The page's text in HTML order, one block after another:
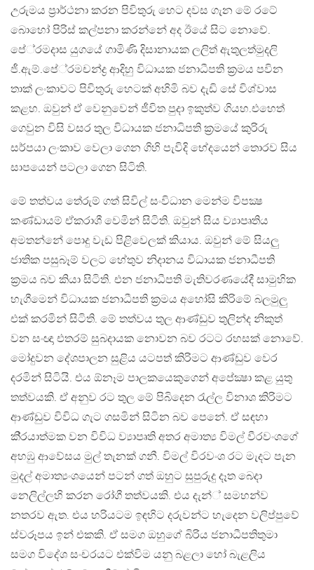
උරුමය ප‍්‍රාර්ථනා කරන පිවිතුරු හෙට දවස ගැන මේ රටේ
බොහෝ පිරිස් කල්පනා කරන්නේ අද ඊයේ සිට නොවේ.
පේ‍්‍රමදාස යුගයේ ගාමිණි දිසානායක ලලිත් ඇතුලත්මුදලි
ජී.ඇම්.පේ‍්‍රමචන්ද්‍ර ආදිහු විධායක ජනාධීපති ක‍්‍රමය පවින
තාක් ලංකාවට පිවිතුරු හෙටක් අහිමි බව දැඩි සේ විශ්වාස
කළහ. ඔවුන් ඒ වෙනුවෙන් ජීවිත පුදා ඉකුත්ව ගියහ.එහෙත්
ගෙවුන විසි වසර තුල විධායක ජනාධිපති ක‍්‍රමයේ කුරිරු
සර්පයා ලංකාව වෙලා ගෙන ගිහි පැවිදි භේදයෙන් තොරව සිය
සාපයෙන් පටලා ගෙන සිටිති.
මේ තත්වය තේරුම් ගත් සිවිල් සංවිධාන මෙන්ම විපක්‍ෂ
කණ්ඩායම් ඒකරාශී වෙමින් සිටිති. ඔවුන් සිය ව්‍යාපෘතිය
අමතන්නේ පොදු වැඩ පිළිවෙලක් කියාය. ඔවුන් මේ සියලු
ජාතික පසුබෑම් වලට හේතුව නිදානය විධායක ජනාධීපති
ක‍්‍රමය බව කියා සිටිති. එන ජනාධීපති මැතිවරණයේදී සාමුහික
හැගීමෙන් විධායක ජනාධීපති ක‍්‍රමය අහෝසි කිරිමේ බලමුලු
එක් කරමින් සිටිති. මේ තත්වය තුල ආණ්ඩුව තුලින්ද නිකුත්
වන සංඥා එතරම් සුබදායක නොවන බව රටට රහසක් නොවේ.
මෝදුවන දේශපාලන සුළිය යටපත් කිරිමට ආණ්ඩුව වෙර
දරමින් සිටියි. එය ඕනෑම පාලකයෙකුගෙන් අපේක්‍ෂා කළ යුතු
තත්වයකි. ඒ අනුව රට තුල මේ පිබිදෙන රැල්ල විනාශ කිරිමට
ආණ්ඩුව විවිධ ගැට ගසමින් සිටින බව පෙනේ. ඒ සඳහා
කි‍්‍රයාත්මක වන විවිධ ව්‍යාපෘති අතර අමාත්‍ය විමල් වීරවංශගේ
අහඹු ආවේසය මුල් තැනක් ගනී. විමල් විරවංශ රට මැදට පැන
මුදල් අමාත්‍යංශයෙන් පටන් ගත් ඔහුට සුපුරුදු දෑත බෙදා
නෙලිල්ලහි කරන රෝගී තත්වයකි. එය දැන්් සමහන්ව
නතරව ඇත. එය හරියටම ඉඳහිට දරුවන්ට හැදෙන වලිප්පුවේ
ස්වරූපය ඉන් එකකි. ඒ සමග ඔහුගේ බිරිය ජනාධීපතිතුමා
සමග විදේශ සංචරයට එක්විම යනු බළලා හෝ බැළලිය